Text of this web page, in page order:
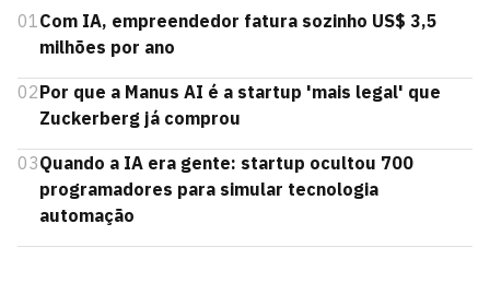
01 Com IA, empreendedor fatura sozinho US$ 3,5
milhões por ano
02Por que a Manus AI é a startup 'mais legal' que
Zuckerberg já comprou
03Quando a IA era gente: startup ocultou 700
programadores para simular tecnologia
automação